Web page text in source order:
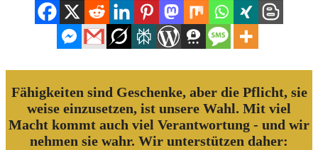
Fähigkeiten sind Geschenke, aber die Pflicht, sie
weise einzusetzen, ist unsere Wahl. Mit viel
Macht kommt auch viel Verantwortung - und wir
nehmen sie wahr. Wir unterstützen daher: